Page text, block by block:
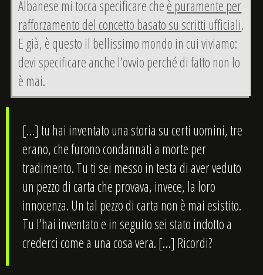
Albanese mi tocca specificare cheè puramente per
rafforzamento del concetto basato su scritti ufficiali.
E già, è questo il bellissimo mondo in cui viviamo:
devi specificare anche l’ovvio perché di fatto non lo
è mai.
[…] tu hai inventato una storia su certi uomini, tre
erano, che furono condannati a morte per
tradimento. Tu ti sei messo in testa di aver veduto
un pezzo di carta che provava, invece, la loro
innocenza. Un tal pezzo di carta non è mai esistito.
Tu l’hai inventato e in seguito sei stato indotto a
crederci come a una cosa vera. […] Ricordi?